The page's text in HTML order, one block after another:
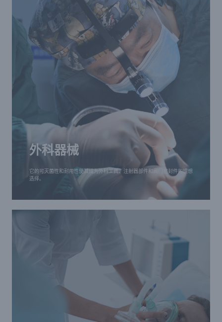
外科器械
它的可灭菌性和耐用性使其成为外科工具、注射器部件和阀门密封件的理想
选择。
外科器械
它的可灭菌性和耐用性使其成为外科工具、注射器部
件和阀门密封件的理想选择。